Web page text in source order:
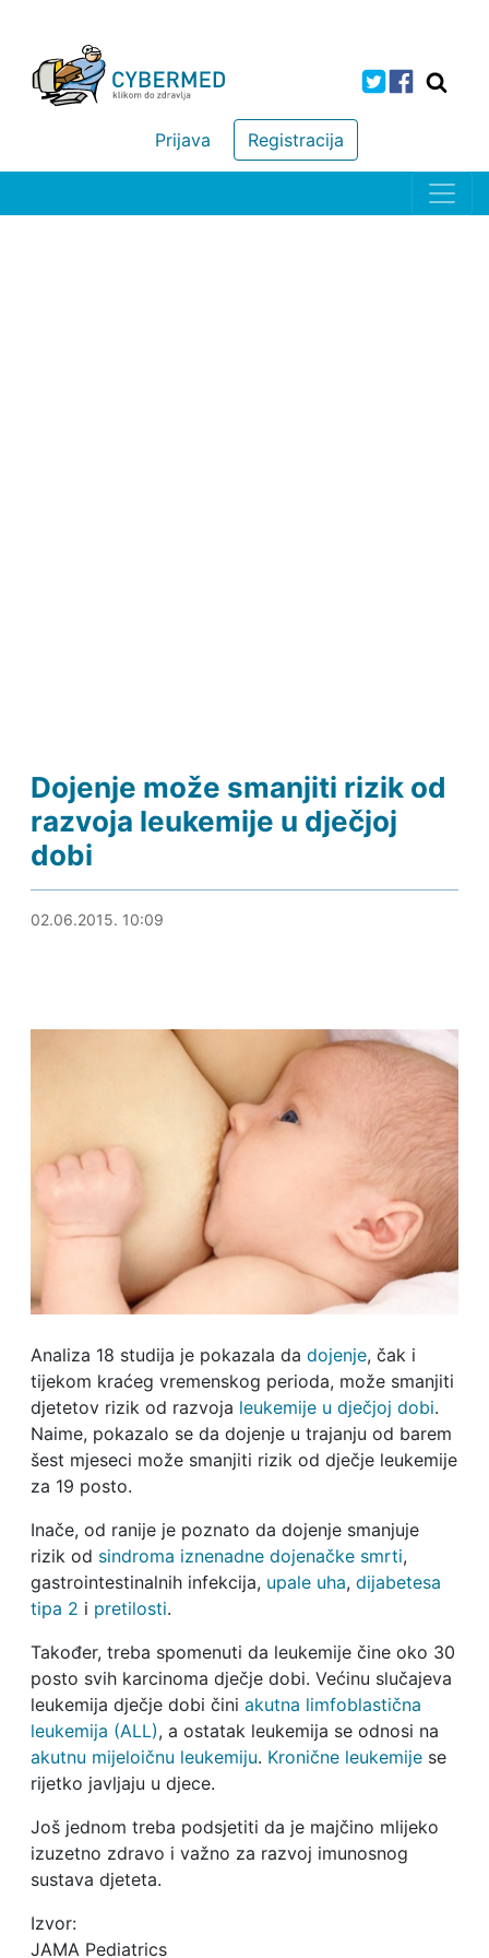
Registracija
Prijava
Dojenje može smanjiti rizik od
razvoja leukemije u dječjoj
dobi
02.06.2015. 12:28
02.06.2015. 10:09
Analiza 18 studija je pokazala da dojenje, čak i
tijekom kraćeg vremenskog perioda, može smanjiti
djetetov rizik od razvoja leukemije u dječjoj dobi.
Naime, pokazalo se da dojenje u trajanju od barem
šest mjeseci može smanjiti rizik od dječje leukemije
za 19 posto.
Inače, od ranije je poznato da dojenje smanjuje
rizik od sindroma iznenadne dojenačke smrti,
gastrointestinalnih infekcija, upale uha, dijabetesa
tipa 2 i pretilosti.
Također, treba spomenuti da leukemije čine oko 30
posto svih karcinoma dječje dobi. Većinu slučajeva
leukemija dječje dobi čini akutna limfoblastična
leukemija (ALL), a ostatak leukemija se odnosi na
akutnu mijeloičnu leukemiju. Kronične leukemijese
rijetko javljaju u djece.
Još jednom treba podsjetiti da je majčino mlijeko
izuzetno zdravo i važno za razvoj imunosnog
sustava djeteta.
Izvor:
JAMA Pediatrics